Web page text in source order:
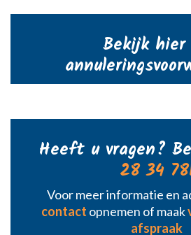
Bekijk hier
Heeft u vragen?
28 34
Voor meer informatie en
contact opnemen of maak
afspraak